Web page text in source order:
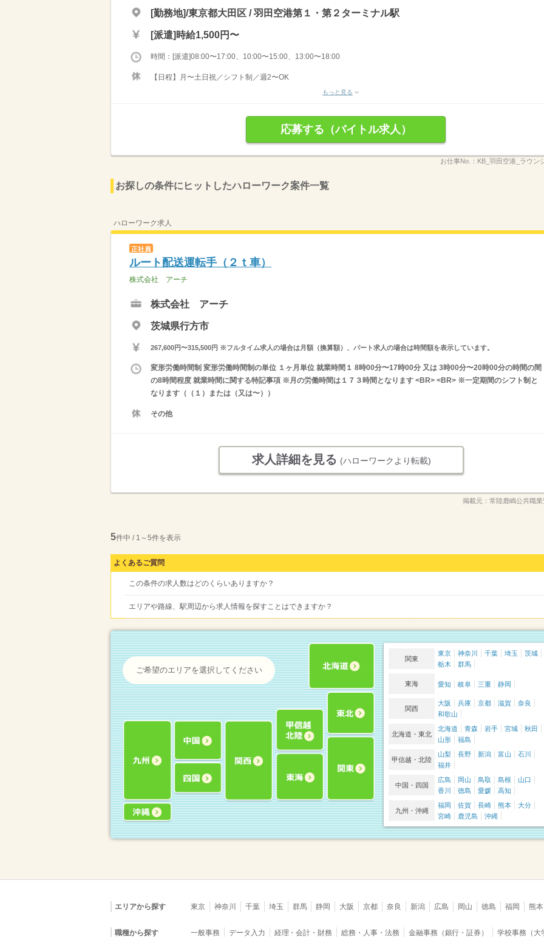
[勤務地]/東京都大田区 / 羽田空港第１・第２ターミナル駅
[派遣] 時給1,500円〜
時間：[派遣]08:00〜17:00、10:00〜15:00、13:00〜18:00
【日程】月〜土日祝／シフト制／週2〜OK
もっと見る
応募する（バイトル求人）
お仕事No.： KB_羽田空港_ラウン
お探しの条件にヒットしたハローワーク案件一覧
ハローワーク求人
正社員
ルート配送運転手（２ｔ車）
株式会社 アーチ
株式会社 アーチ
茨城県行方市
267,600円〜315,500円 ※フルタイム求人の場合は月額（換算額）、パート求人の場合は時間額を表示しています。
変形労働時間制 変形労働時間制の単位 １ヶ月単位 就業時間１ 8時00分〜17時00分 又は 3時00分〜20時00分の時間の間
の8時間程度 就業時間に関する特記事項 ※月の労働時間は１７３時間となります <BR> <BR> ※一定期間のシフト制と
なります（（１）または（又は〜））
その他
求人詳細を見る (ハローワークより転載)
掲載元： 常陸鹿嶋公共職
5件中 / 1～5件を表示
よくあるご質問
この条件の求人数はどのくらいありますか？
エリアや路線、駅周辺から求人情報を探すことはできますか？
ご希望のエリアを選択してください
関東
東京 神奈川 千葉 埼玉
茨城
栃木
群馬
東海 愛知 岐阜 三重 静岡
関西
大阪 兵庫 京都 滋賀
奈良
和歌山
北海道・東北
北海道 青森 岩手 宮城
秋田
山形
福島
甲信越・北陸
山梨 長野 新潟 富山
石川
福井
中国・四国
広島 岡山 鳥取 島根
山口
香川
徳島 愛媛 高知
九州・沖縄
福岡 佐賀 長崎 熊本
大分
宮崎
鹿児島 沖縄
エリアから探す 東京 神奈川 千葉 埼玉 群馬 静岡 大阪 京都 奈良 新潟 広島 岡山 徳島 福岡 熊本
職種から探す 一般事務 データ入力 経理・会計・財務 総務・人事・法務 金融事務（銀行・証券） 学校事務（大